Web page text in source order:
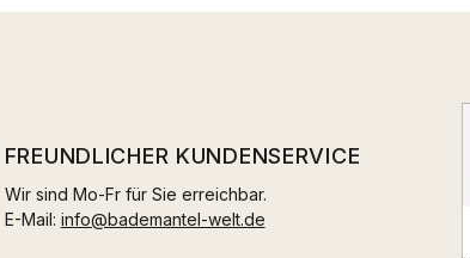
FREUNDLICHER KUNDENSERVICE
Wir sind Mo-Fr für Sie erreichbar.
E-Mail: info@bademantel-welt.de